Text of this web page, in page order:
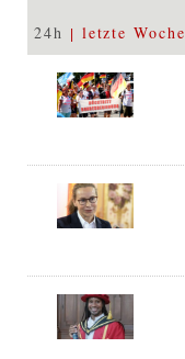
24h letzte Woche